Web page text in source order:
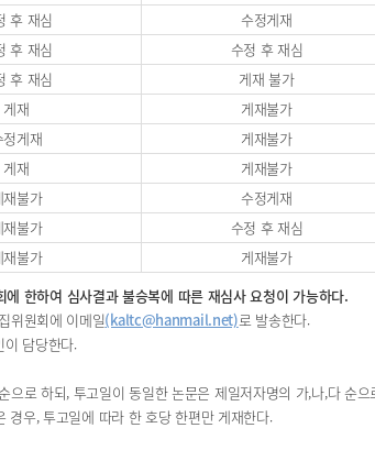
후 재심
수정게재
후 재심
수정 후 재심
후 재심
게재 불가
게재
게재불가
정게재
게재불가
게재 게재불가
재불가
수정게재
재불가
수정 후 재심
재불가
게재불가
에 한하여 심사결과 불승복에 따른 재심사 요청이 가능하다.
위원회에 이메일(kaltc@hanmail.net)로 발송한다.
담당한다.
로 하되, 투고일이 동일한 논문은 제일저자명의 가,나,다 순으
우, 투고일에 따라 한 호당 한편만 게재한다.